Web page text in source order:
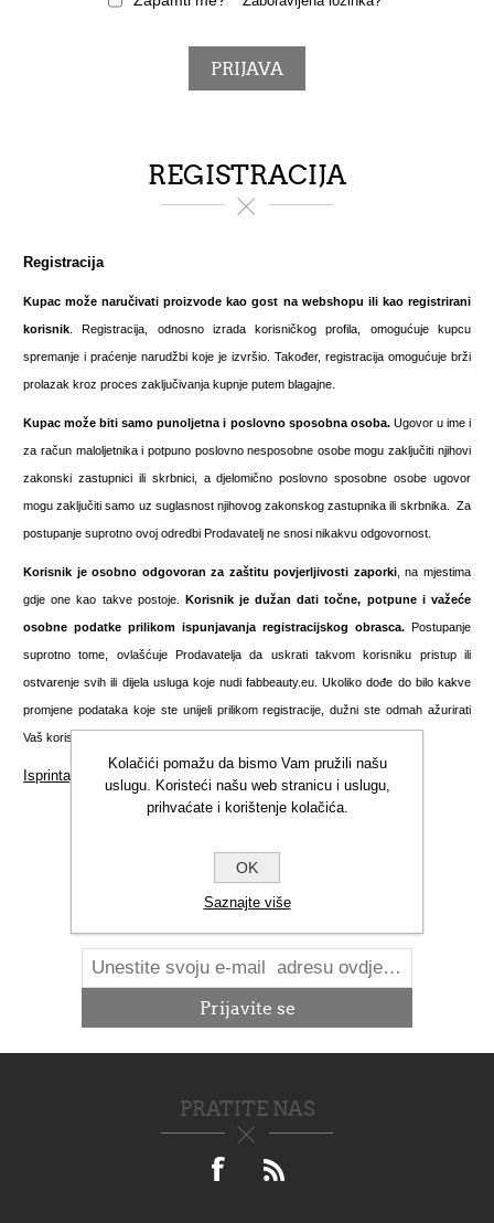
REGISTRACIJA
Registracija
Kupac može naručivati proizvode kao gost na webshopu ili kao registrirani
korisnik . Registracija, odnosno izrada korisničkog profila, omogućuje kupcu
spremanje i praćenje narudžbi koje je izvršio. Također, registracija omogućuje brži
prolazak kroz proces zaključivanja kupnje putem blagajne.
Kupac može biti samo punoljetna i poslovno sposobna osoba.Ugovor u ime i
za račun maloljetnika i potpuno poslovno nesposobne osobe mogu zaključiti njihovi
zakonski zastupnici ili skrbnici, a djelomično poslovno sposobne osobe ugovor
mogu zaključiti samo uz suglasnost njihovog zakonskog zastupnika ili skrbnika. Za
postupanje suprotno ovoj odredbi Prodavatelj ne snosi nikakvu odgovornost.
Korisnik je osobno odgovoran za zaštitu povjerljivosti zaporki, na mjestima
gdje one kao takve postoje. Korisnik je dužan dati točne, potpune i važeće
osobne podatke prilikom ispunjavanja registracijskog obrasca.Postupanje
suprotno tome, ovlašćuje Prodavatelja da uskrati takvom korisniku pristup ili
ostvarenje svih ili dijela usluga koje nudi fabbeauty.eu. Ukoliko dođe do bilo kakve
promjene podataka koje ste unijeli prilikom registracije, dužni ste odmah ažurirati
Vaš korisnički račun kako biste nas obavijestili o nastalim promjenama.
Isprintajte ovu stranicu
NOVOSTI
PRATITE NAS
Kolačići pomažu da bismo Vam pružili našu
uslugu. Koristeći našu web stranicu i uslugu,
prihvaćate i korištenje kolačića.
OK
Saznajte više